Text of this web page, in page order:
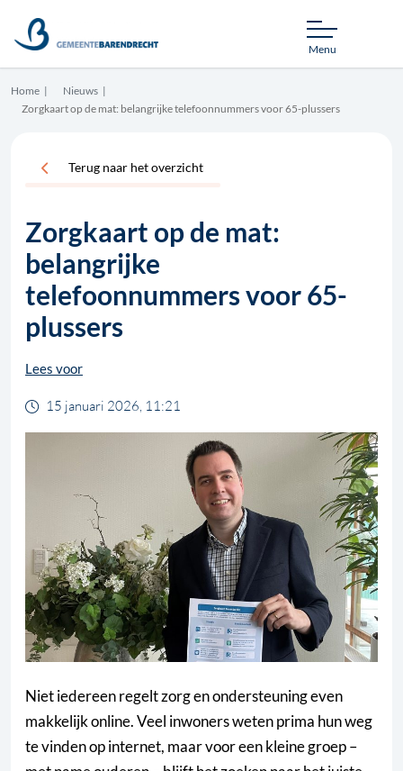
Menu
Home
Nieuws
Zorgkaart op de mat: belangrijke telefoonnummers voor 65-plussers
Terug naar het overzicht
Zorgkaart op de mat:
belangrijke
telefoonnummers voor 65-
plussers
Lees voor
15 januari 2026, 11:21
Niet iedereen regelt zorg en ondersteuning even
makkelijk online. Veel inwoners weten prima hun weg
te vinden op internet, maar voor een kleine groep –